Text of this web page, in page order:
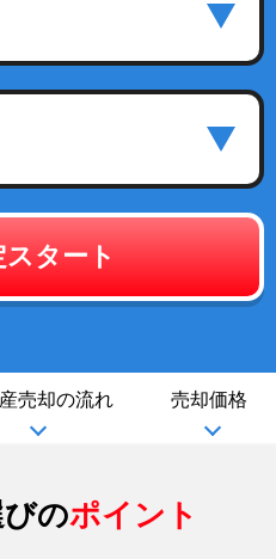
スタート
売却の流れ 売却価格
のポイント